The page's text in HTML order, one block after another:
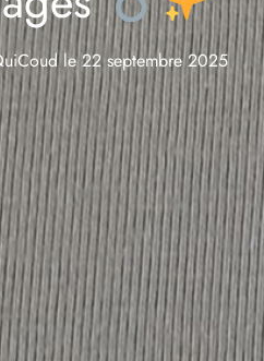
le 22 septembre 2025